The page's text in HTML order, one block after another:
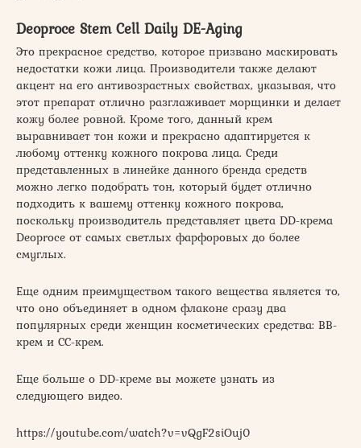
Deoproce Stem Cell Daily DE-Aging
Это прекрасное средство, которое призвано маскировать
недостатки кожи лица. Производители также делают
акцент на его антивозрастных свойствах, указывая, что
этот препарат отлично разглаживает морщинки и делает
кожу более ровной. Кроме того, данный крем
выравнивает тон кожи и прекрасно адаптируется к
любому оттенку кожного покрова лица. Среди
представленных в линейке данного бренда средств
можно легко подобрать тон, который будет отлично
подходить к вашему оттенку кожного покрова,
поскольку производитель представляет цвета DD-крема
Deoproce от самых светлых фарфоровых до более
смуглых.
Еще одним преимуществом такого вещества является то,
что оно объединяет в одном флаконе сразу два
популярных среди женщин косметических средства: ВВ-
крем и СС-крем.
Еще больше о DD-креме вы можете узнать из
следующего видео.
https://youtube.com/watch?v=vQgF2siOuj0